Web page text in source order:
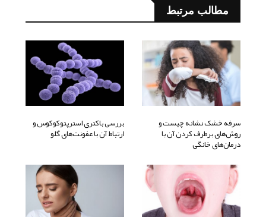
مطالب مرتبط
سرفه خشک نشانه چیست و
روش‌های برطرف کردن آن با
درمان‌های خانگی
بررسی باکتری استرپتوکوکوس و
ارتباط آن با عفونت‌های گلو